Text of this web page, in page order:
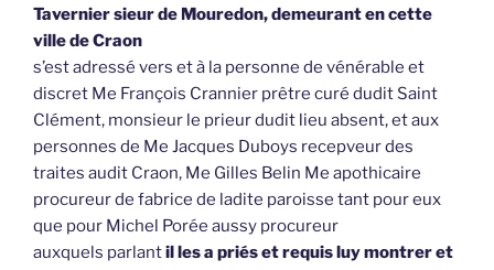
Tavernier sieur de Mouredon, demeurant en cette
ville de Craon
s’est adressé vers et à la personne de vénérable et
discret Me François Crannier prêtre curé dudit Saint
Clément, monsieur le prieur dudit lieu absent, et aux
personnes de Me Jacques Duboys recepveur des
traites audit Craon, Me Gilles Belin Me apothicaire
procureur de fabrice de ladite paroisse tant pour eux
que pour Michel Porée aussy procureur
auxquels parlantil les a priés et requis luy montrer et